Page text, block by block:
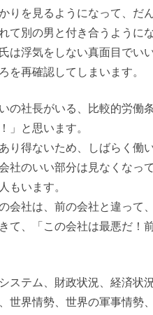
りを見るようになって、だ
て別の男と付き合うように
は浮気をしない真面目でい
を再確認してしまいます。
の社長がいる、比較的労働
」と思います。
り得ないため、しばらく働
社のいい部分は見なくなっ
もいます。
会社は、前の会社と違って
て、「この会社は最悪だ！
ステム、財政状況、経済状
世界情勢、世界の軍事情勢